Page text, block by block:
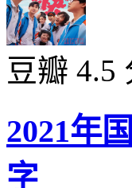
豆瓣 4.5
2021年
字